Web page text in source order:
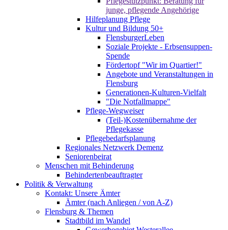
junge, pflegende Angehörige
Hilfeplanung Pflege
Kultur und Bildung 50+
FlensburgerLeben
Soziale Projekte - Erbsensuppen-
Spende
Fördertopf "Wir im Quartier!"
Angebote und Veranstaltungen in
Flensburg
Generationen-Kulturen-Vielfalt
"Die Notfallmappe"
Pflege-Wegweiser
(Teil-)Kostenübernahme der
Pflegekasse
Pflegebedarfsplanung
Regionales Netzwerk Demenz
Seniorenbeirat
Menschen mit Behinderung
Behindertenbeauftragter
Politik & Verwaltung
Kontakt: Unsere Ämter
Ämter (nach Anliegen / von A-Z)
Flensburg & Themen
Stadtbild im Wandel